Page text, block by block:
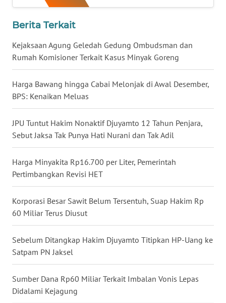
Berita Terkait
Kejaksaan Agung Geledah Gedung Ombudsman dan
Rumah Komisioner Terkait Kasus Minyak Goreng
Harga Bawang hingga Cabai Melonjak di Awal Desember,
BPS: Kenaikan Meluas
JPU Tuntut Hakim Nonaktif Djuyamto 12 Tahun Penjara,
Sebut Jaksa Tak Punya Hati Nurani dan Tak Adil
Harga Minyakita Rp16.700 per Liter, Pemerintah
Pertimbangkan Revisi HET
Korporasi Besar Sawit Belum Tersentuh, Suap Hakim Rp
60 Miliar Terus Diusut
Sebelum Ditangkap Hakim Djuyamto Titipkan HP-Uang ke
Satpam PN Jaksel
Sumber Dana Rp60 Miliar Terkait Imbalan Vonis Lepas
Didalami Kejagung
TAPANULI
TINGGI
PAKPAK
WN
KARAWANG
WN
BEKASI
WN
BOGOR
WN